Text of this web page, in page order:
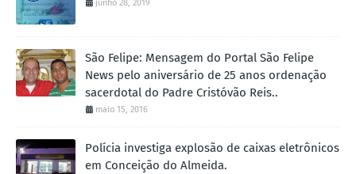
junho 28, 2019
São Felipe: Mensagem do Portal São Felipe
News pelo aniversário de 25 anos ordenação
sacerdotal do Padre Cristóvão Reis..
maio 15, 2016
Polícia investiga explosão de caixas eletrônicos
em Conceição do Almeida.